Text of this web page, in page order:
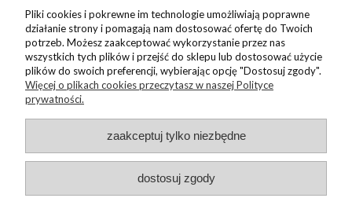
PŁATNOŚCI I DOSTAWA
O NAS
Pliki cookies i pokrewne im technologie umożliwiają poprawne
działanie strony i pomagają nam dostosować ofertę do Twoich
potrzeb. Możesz zaakceptować wykorzystanie przez nas
wszystkich tych plików i przejść do sklepu lub dostosować użycie
plików do swoich preferencji, wybierając opcję "Dostosuj zgody".
Więcej o plikach cookies przeczytasz w naszej Polityce
prywatności.
zaakceptuj tylko niezbędne
dostosuj zgody